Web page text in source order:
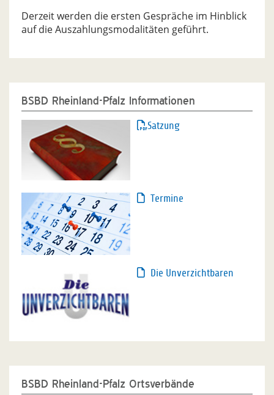
Derzeit werden die ersten Gespräche im Hinblick
auf die Auszahlungsmodalitäten geführt.
BSBD Rheinland-Pfalz Informationen
Satzung
Termine
Die Unverzichtbaren
BSBD Rheinland-Pfalz Ortsverbände